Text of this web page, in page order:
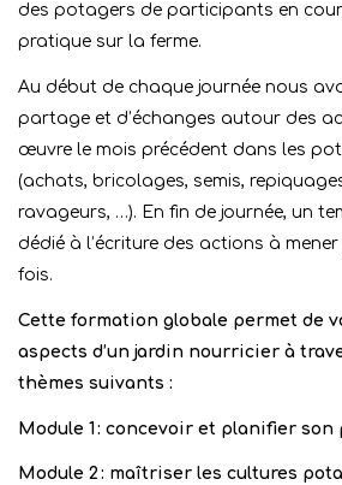
des potagers de participants en
pratique sur la ferme.
Au début de chaque journée nous
partage et d’échanges autour des
œuvre le mois précédent dans les
(achats, bricolages, semis,
ravageurs, …). En fin de journée, un
dédié à l’écriture des actions à
fois.
Cette formation globale permet de
aspects d’un jardin nourricier à
thèmes suivants :
Module 1 : concevoir et planifier son
Module 2 : maîtriser les cultures